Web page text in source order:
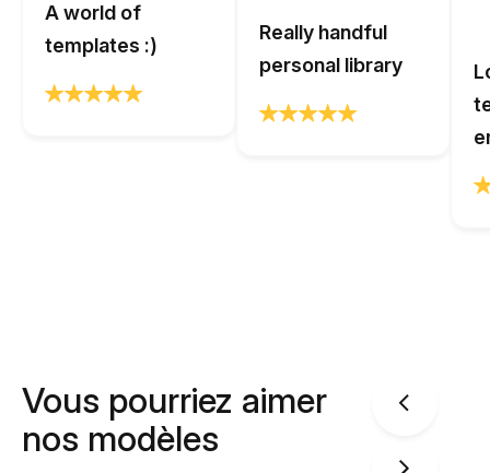
A world of
templates :)
Really handful
personal library
Vous pourriez aimer
nos modèles